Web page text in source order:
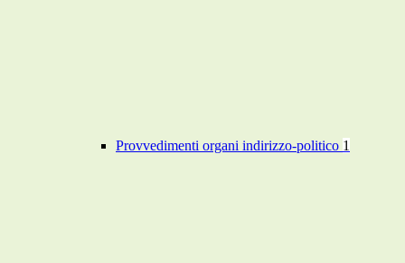
Provvedimenti organi indirizzo-politico 1